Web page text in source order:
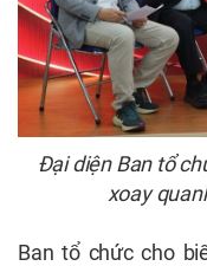
Đại diện Ban tổ
xoay
Ban tổ chức cho